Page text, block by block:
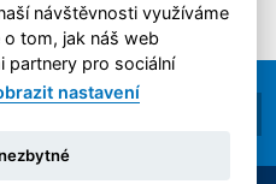
návštěvnosti využíváme
tom, jak náš web
partnery pro sociální
nastavení